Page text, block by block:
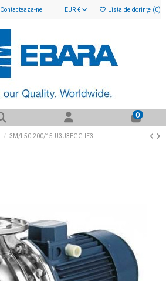
Contacteaza-ne EUR € Lista de dorințe (0)
0
3M/I 50-200/15 U3U3EGG IE3